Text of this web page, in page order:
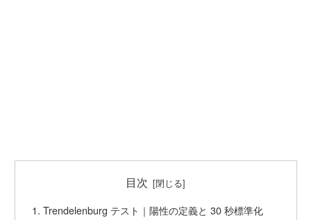
目次
Trendelenburg テスト｜陽性の定義と 30 秒標準化